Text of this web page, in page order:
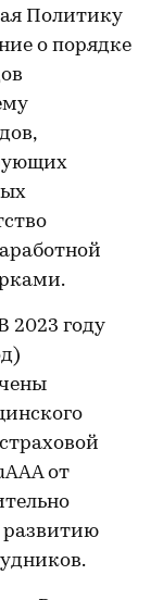
Политику
о порядке
2023 году
от
развитию